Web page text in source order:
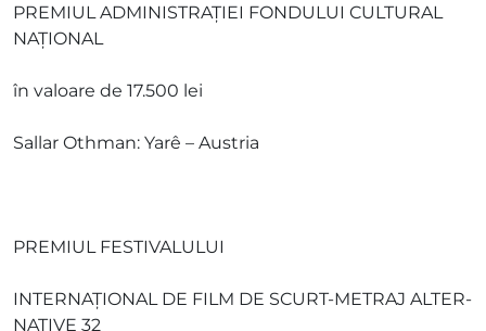
PREMIUL ADMINISTRAŢIEI FONDULUI CULTURAL
NAŢIONAL
în valoare de 17.500 lei
Sallar Othman: Yarê – Austria
PREMIUL FESTIVALULUI
INTERNAŢIONAL DE FILM DE SCURT-METRAJ ALTER-
NATIVE 32